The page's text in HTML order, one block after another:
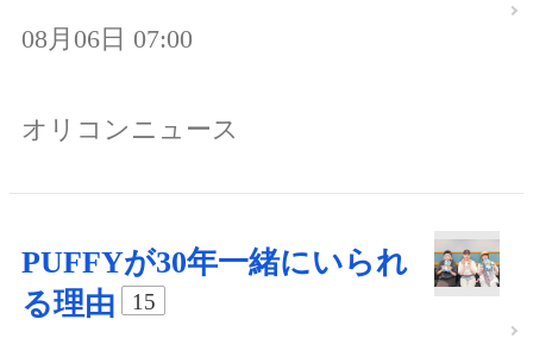
08月06日 07:00
オリコンニュース
PUFFYが30年一緒にいられ
る理由
15